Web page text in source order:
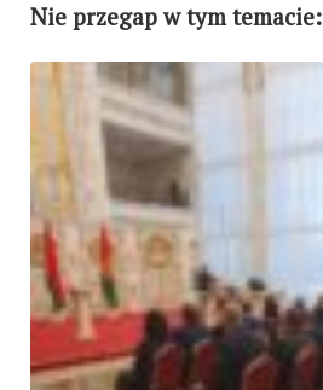
Nie przegap w tym temacie: